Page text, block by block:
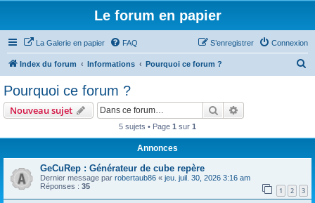
Le forum en papier
La Galerie en papier FAQ Connexion
S’enregistrer
Index du forum Informations Pourquoi ce forum ?
e
Pourquoi ce forum ?
Nouveau sujet Rechercher
5 sujets • Page 1 sur 1
Annonces
GeCuRep : Générateur de cube repère
Dernier message par robertaub86 « jeu. juil. 30, 2026 3:16 am
Réponses : 35 1 2 3